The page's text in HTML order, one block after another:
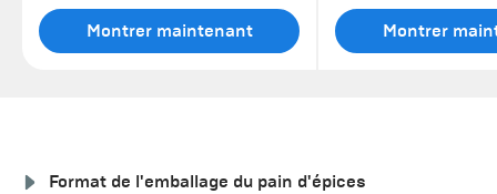
Montrer maintenant Montrer
Format de l'emballage du pain d'épices